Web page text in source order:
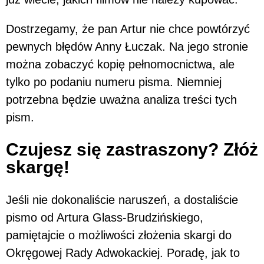
Dostrzegamy, że pan Artur nie chce powtórzyć
pewnych błędów Anny Łuczak. Na jego stronie
można zobaczyć kopię pełnomocnictwa, ale
tylko po podaniu numeru pisma. Niemniej
potrzebna będzie uważna analiza treści tych
pism.
Czujesz się zastraszony? Złóż
skargę!
Jeśli nie dokonaliście naruszeń, a dostaliście
pismo od Artura Glass-Brudzińskiego,
pamiętajcie o możliwości złożenia skargi do
Okręgowej Rady Adwokackiej. Poradę, jak to